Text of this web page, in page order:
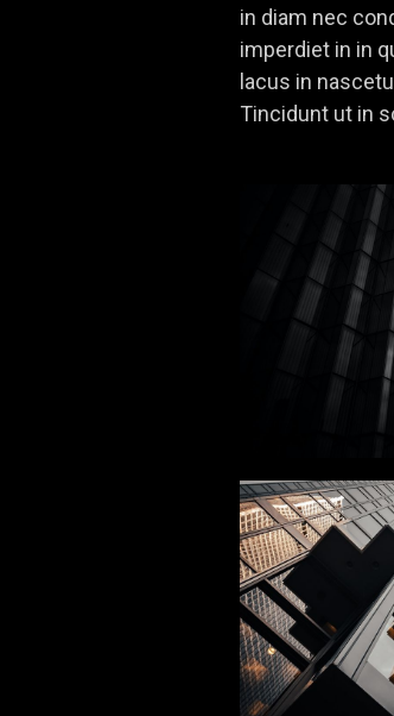
in diam nec
imperdiet in in
lacus in
Tincidunt ut in